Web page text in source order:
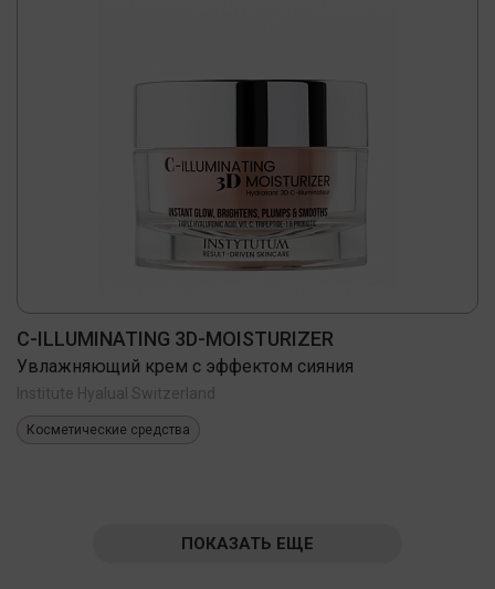
C-ILLUMINATING 3D-MOISTURIZER
Увлажняющий крем с эффектом сияния
Institute Hyalual Switzerland
Косметические средства
ПОКАЗАТЬ ЕЩЕ